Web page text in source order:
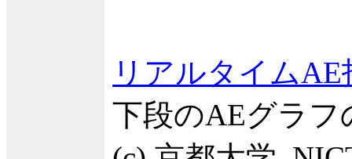
リアルタイムAE
下段のAEグラ